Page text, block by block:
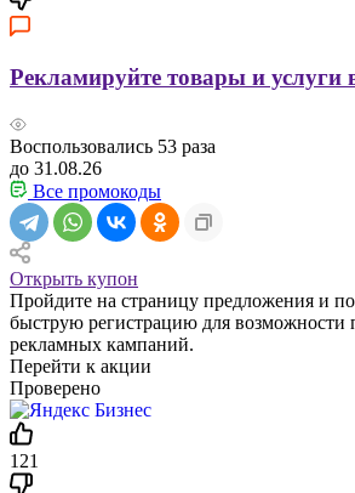
Рекламируйте товары и услуги
Воспользовались 53 раза
до 31.08.26
Все промокоды
Открыть купон
Пройдите на страницу предложения и
быструю регистрацию для возможности
рекламных кампаний.
Перейти к акции
Проверено
121